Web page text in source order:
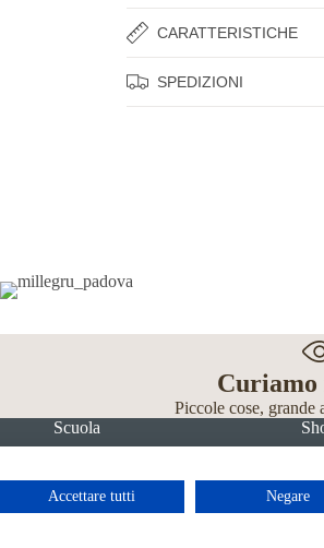
CARATTERISTICHE
SPEDIZIONI
Piccole cose, grande
Scuola
Accettare tutti Negare